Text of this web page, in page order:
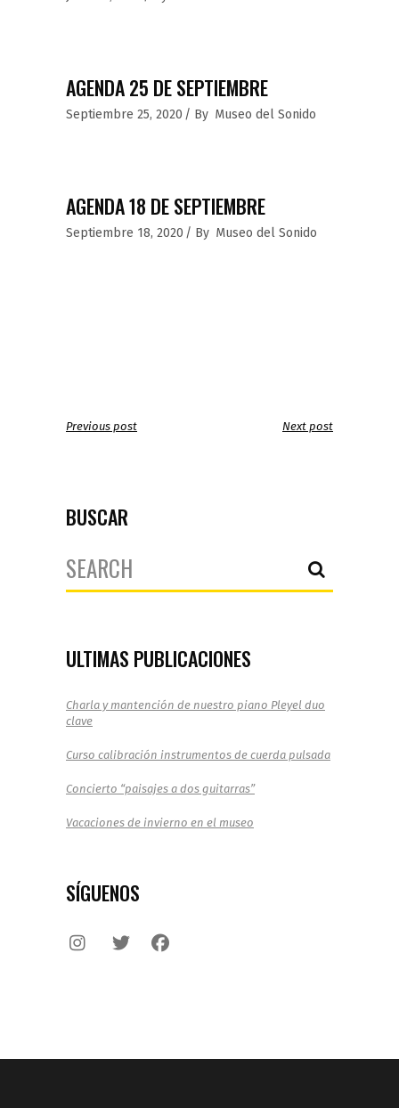
AGENDA 25 DE SEPTIEMBRE
Septiembre 25, 2020 By Museo del Sonido
AGENDA 18 DE SEPTIEMBRE
Septiembre 18, 2020 By Museo del Sonido
Previous post Next post
BUSCAR
Search
for:
ULTIMAS PUBLICACIONES
Charla y mantención de nuestro piano Pleyel duo
clave
Curso calibración instrumentos de cuerda pulsada
Concierto “paisajes a dos guitarras”
Vacaciones de invierno en el museo
SÍGUENOS